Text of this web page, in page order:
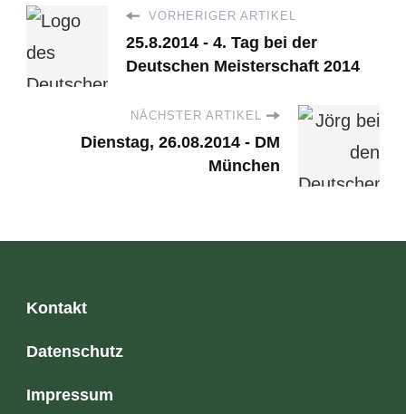
VORHERIGER ARTIKEL
25.8.2014 - 4. Tag bei der
Deutschen Meisterschaft 2014
NÄCHSTER ARTIKEL
Dienstag, 26.08.2014 - DM
München
Kontakt
Datenschutz
Impressum